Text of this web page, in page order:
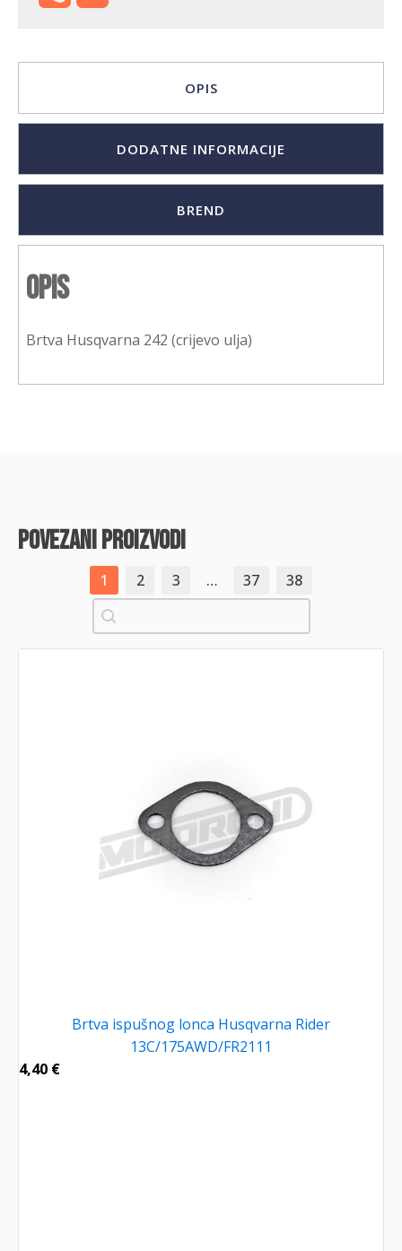
OPIS
DODATNE INFORMACIJE
BREND
Opis
Brtva Husqvarna 242 (crijevo ulja)
povezani proizvodi
1 2 3 … 37
38
Pretraži
Brtva ispušnog lonca Husqvarna Rider
13C/175AWD/FR2111
4,40 €